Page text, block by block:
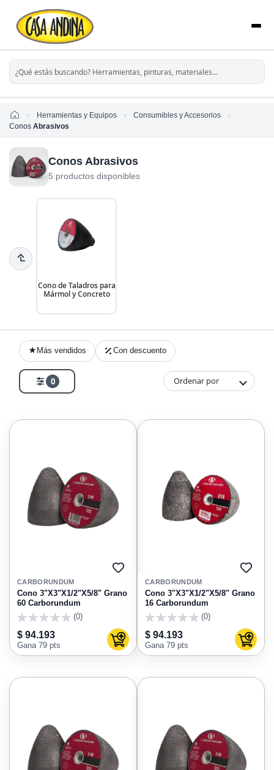
HomeHerramientas y Equipos
Consumibles y Accesorios
Conos Abrasivos
Conos Abrasivos
5 productos disponibles
Cono de Taladros para
Mármol y Concreto
Más vendidos Con descuento
0 Ordenar por
AGREGAR
FAVORITOS
CARBORUNDUM
Cono 3"X3"X1/2"X5/8" Grano
60 Carborundum
(0)
$ 94.193
Gana 79 pts Agregar al carrito
CARBORUNDUM
Cono 3"X3"X1/2"X5/8" Grano
16 Carborundum
(0)
$ 94.193
Gana 79 pts